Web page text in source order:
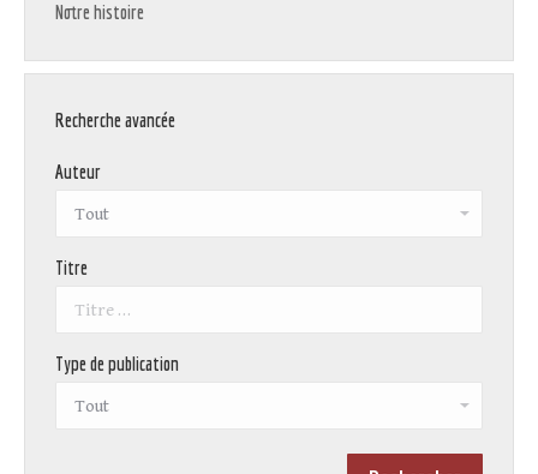
Notre histoire
Recherche avancée
Auteur
Titre
Type de publication